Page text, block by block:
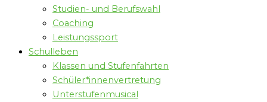
Studien- und Berufswahl
Coaching
Leistungssport
Schulleben
Klassen und Stufenfahrten
Schüler*innenvertretung
Unterstufenmusical